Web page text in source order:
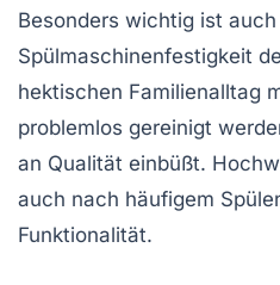
Besonders wichtig ist auch
Spülmaschinenfestigkeit
hektischen Familienalltag
problemlos gereinigt
an Qualität einbüßt.
auch nach häufigem
Funktionalität.